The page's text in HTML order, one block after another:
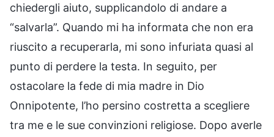
chiedergli aiuto, supplicandolo di andare a
“salvarla”. Quando mi ha informata che non era
riuscito a recuperarla, mi sono infuriata quasi al
punto di perdere la testa. In seguito, per
ostacolare la fede di mia madre in Dio
Onnipotente, l’ho persino costretta a scegliere
tra me e le sue convinzioni religiose. Dopo averle